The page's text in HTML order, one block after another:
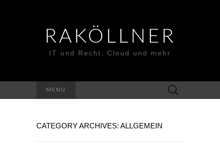
RAKÖLLNER
IT und Recht, Cloud und mehr
MENU
Suchen
nach:
CATEGORY ARCHIVES: ALLGEMEIN